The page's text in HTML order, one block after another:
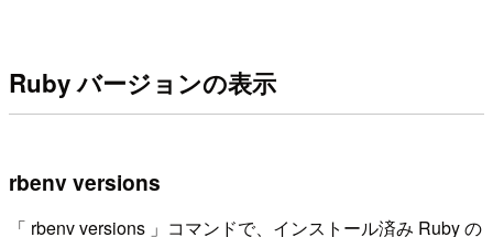
Ruby バージョンの表示
rbenv versions
「 rbenv versions 」コマンドで、インストール済み Ruby の